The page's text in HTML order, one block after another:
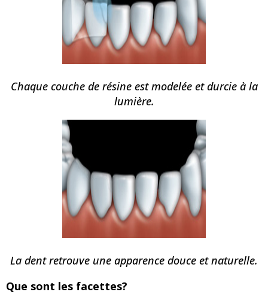
Chaque couche de résine est modelée et durcie à la
lumière.
La dent retrouve une apparence douce et naturelle.
Que sont les facettes?